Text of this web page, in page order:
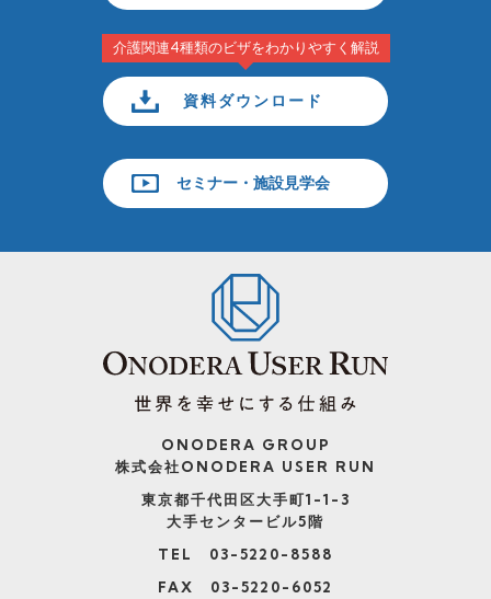
介護関連4種類のビザをわかりやすく解説
資料ダウンロード
セミナー・施設見学会
ONODERA GROUP
株式会社ONODERA USER RUN
東京都千代田区大手町1-1-3
大手センタービル5階
TEL 03-5220-8588
FAX 03-5220-6052